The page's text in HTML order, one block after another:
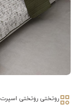
روتختی روتختی اسپرت